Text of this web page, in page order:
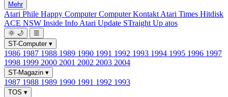
Mehr
Atari Phile Happy ComputerComputer Kontakt Atari Times Hitdisk
ACE NSW Inside Info Atari Update STraight Up atos
🌞 🌙
☰
ST-Computer ▾
1986 1987 1988 1989 1990 1991 1992 1993 1994 1995 1996 1997
1998 1999 2000 2001 2002 2003 2004
ST-Magazin ▾
1987 1988 1989 1990 1991 1992 1993
TOS ▾